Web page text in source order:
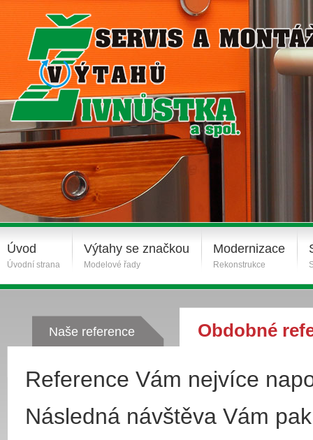
Úvod
Úvodní strana
Výtahy se značkou
Modelové řady
Modernizace
Rekonstrukce
Naše reference Obdobné
Reference Vám nejvíce
Následná návštěva Vám